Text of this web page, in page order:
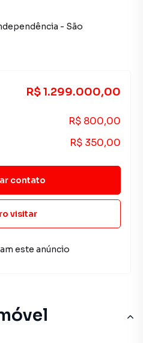
- São
R$ 1.299.000,00
R$ 800,00
R$ 350,00
contato
visitar
este anúncio